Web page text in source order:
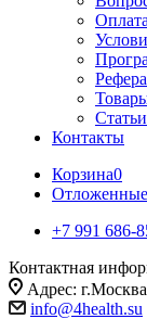
Статьи
Контакты
Корзина0
Отложенные
+7 991 686-
Контактная
Адрес:
info@4health.su